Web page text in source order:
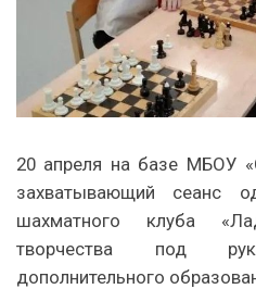
20 апреля на базе МБОУ
захватывающий сеанс
шахматного клуба
творчества под
дополнительного